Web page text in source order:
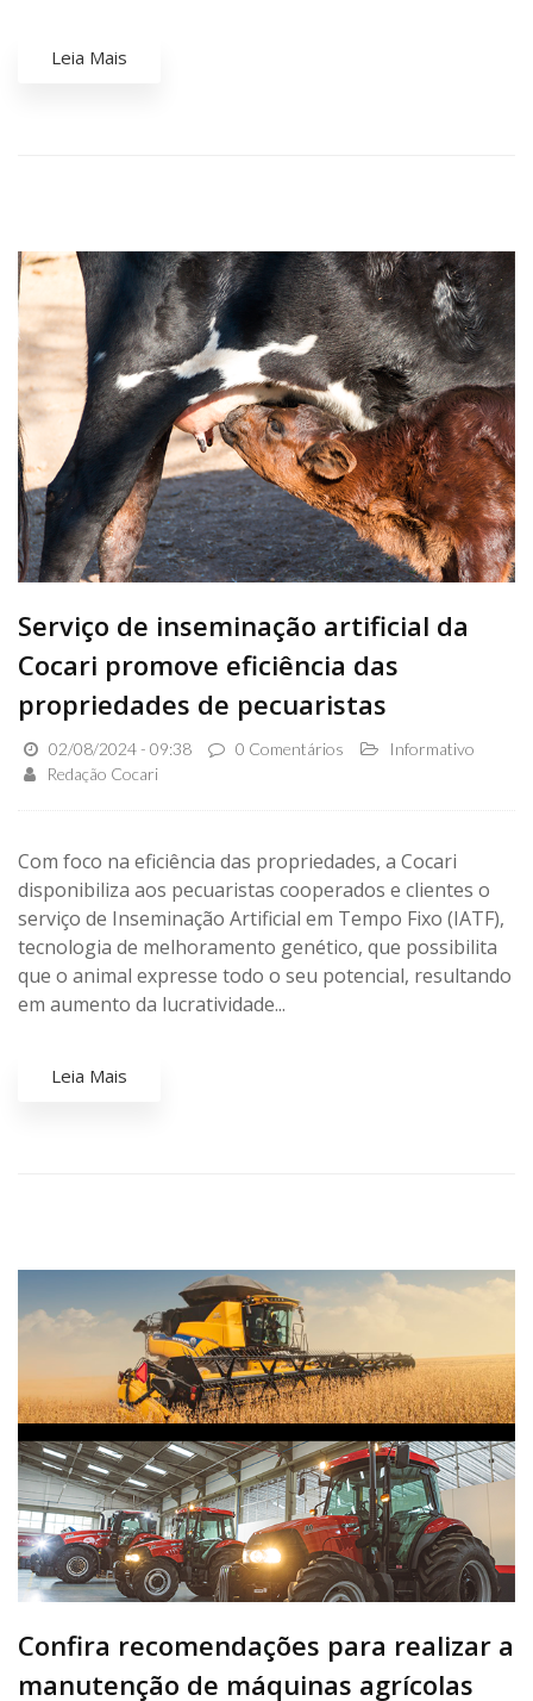
Leia Mais
Serviço de inseminação artificial da
Cocari promove eficiência das
propriedades de pecuaristas
02/08/2024 - 09:38 0 Comentários
Informativo
Redação Cocari
Com foco na eficiência das propriedades, a Cocari
disponibiliza aos pecuaristas cooperados e clientes o
serviço de Inseminação Artificial em Tempo Fixo (IATF),
tecnologia de melhoramento genético, que possibilita
que o animal expresse todo o seu potencial, resultando
em aumento da lucratividade...
Leia Mais
Confira recomendações para realizar a
manutenção de máquinas agrícolas